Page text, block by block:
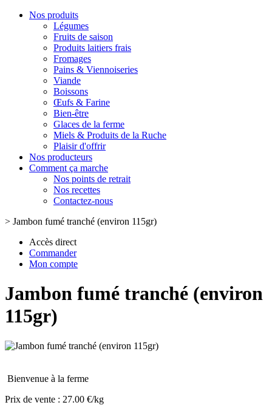
Nos produits
Légumes
Fruits de saison
Produits laitiers frais
Fromages
Pains & Viennoiseries
Viande
Boissons
Œufs & Farine
Bien-être
Glaces de la ferme
Miels & Produits de la Ruche
Plaisir d'offrir
Nos producteurs
Comment ça marche
Nos points de retrait
Nos recettes
Contactez-nous
> Jambon fumé tranché (environ 115gr)
Accès direct
Commander
Mon compte
Jambon fumé tranché (environ
115gr)
Bienvenue à la ferme
Prix de vente : 27.00 €/kg